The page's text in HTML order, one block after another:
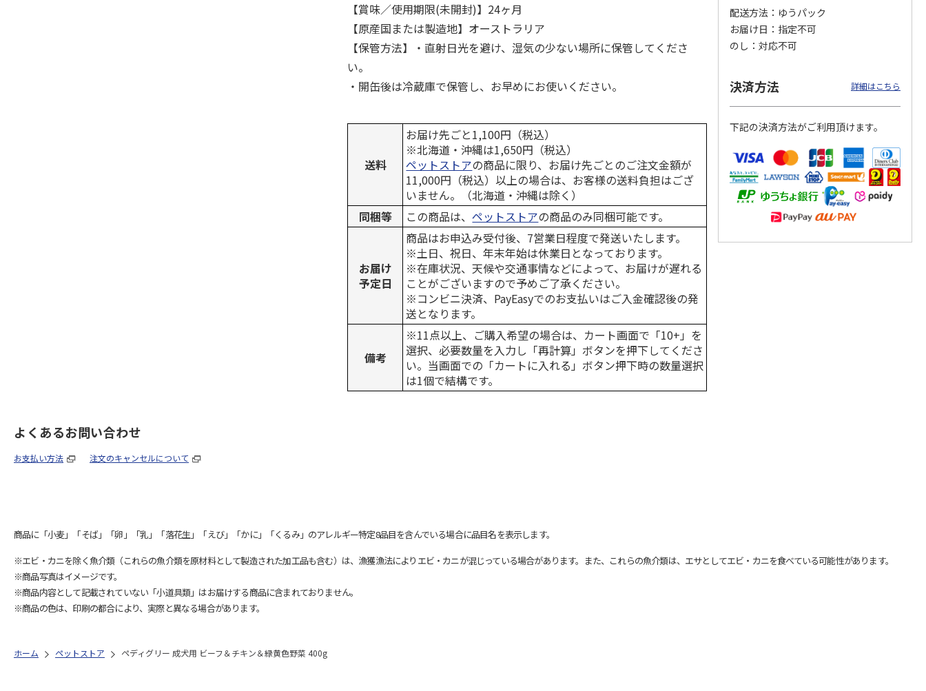
【賞味／使用期限(未開封)】24ヶ月
【原産国または製造地】オーストラリア
【保管方法】・直射日光を避け、湿気の少ない場所に保管してくださ
い。
・開缶後は冷蔵庫で保管し、お早めにお使いください。
送料
お届け先ごと1,100円（税込）
※北海道・沖縄は1,650円（税込）
ペットストアの商品に限り、お届け先ごとのご注文金額が
11,000円（税込）以上の場合は、お客様の送料負担はござ
いません。（北海道・沖縄は除く）
同梱等
この商品は、ペットストアの商品のみ同梱可能です。
お届け
予定日
商品はお申込み受付後、7営業日程度で発送いたします。
※土日、祝日、年末年始は休業日となっております。
※在庫状況、天候や交通事情などによって、お届けが遅れる
ことがございますので予めご了承ください。
※コンビニ決済、PayEasyでのお支払いはご入金確認後の発
送となります。
備考
※11点以上、ご購入希望の場合は、カート画面で「10+」を
選択、必要数量を入力し「再計算」ボタンを押下してくださ
い。当画面での「カートに入れる」ボタン押下時の数量選択
は1個で結構です。
配送方法
ゆうパック
お届け日
指定不可
のし
対応不可
決済方法 詳細はこちら
下記の決済方法がご利用頂けます。
よくあるお問い合わせ
お支払い方法 注文のキャンセルについて
商品に「小麦」「そば」「卵」「乳」「落花生」「えび」「かに」「くるみ」のアレルギー特定8品目を含んでいる場合に品目名を表示します。
※エビ・カニを除く魚介類（これらの魚介類を原材料として製造された加工品も含む）は、漁獲漁法によりエビ・カニが混じっている場合があります。また、これらの魚介類は、エサとしてエビ・カニを食べている可能性があります。
※商品写真はイメージです。
※商品内容として記載されていない「小道具類」はお届けする商品に含まれておりません。
※商品の色は、印刷の都合により、実際と異なる場合があります。
ホーム ペットストア ペディグリー 成犬用 ビーフ＆チキン＆緑黄色野菜 400g